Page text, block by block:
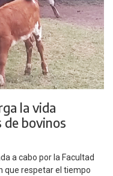
la vida
de bovinos
a cabo por la Facultad
que respetar el tiempo